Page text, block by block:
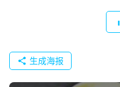
诗
词
生成海报